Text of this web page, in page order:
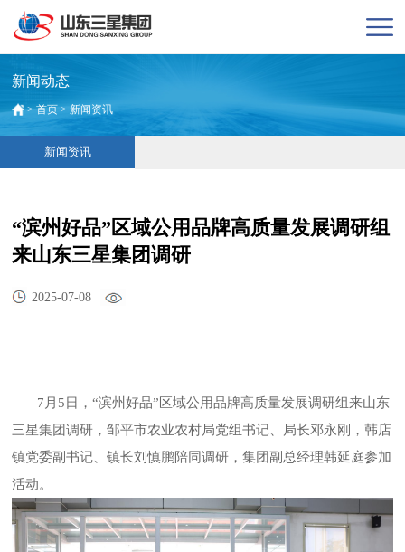
新闻动态
>首页 >新闻资讯
新闻资讯
“滨州好品”区域公用品牌高质量发展调研组
来山东三星集团调研
2025-07-08
7月5日，“滨州好品”区域公用品牌高质量发展调研组来山东
三星集团调研，邹平市农业农村局党组书记、局长邓永刚，韩店
镇党委副书记、镇长刘慎鹏陪同调研，集团副总经理韩延庭参加
活动。